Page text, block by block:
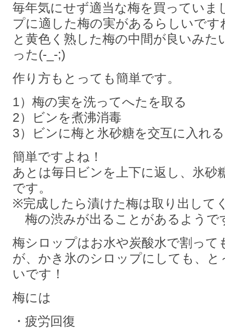
毎年気にせず適当な梅を買っていま
プに適した梅の実があるらしいです
と黄色く熟した梅の中間が良いみた
った(-_-;)
作り方もとっても簡単です。
1）梅の実を洗ってへたを取る
2）ビンを煮沸消毒
3）ビンに梅と氷砂糖を交互に入れる
簡単ですよね！
あとは毎日ビンを上下に返し、氷砂
です。
※完成したら漬けた梅は取り出して
梅の渋みが出ることがあるようで
梅シロップはお水や炭酸水で割って
が、かき氷のシロップにしても、と
いです！
梅には
・疲労回復